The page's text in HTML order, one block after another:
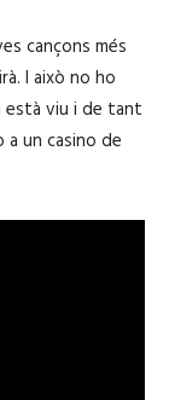
cançons més
I això no ho
està viu i de tant
un casino de